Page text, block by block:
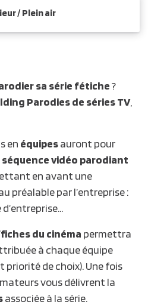
/ Plein air
sa série fétiche?
Parodies de séries TV,
en équipesauront pour
vidéo parodiant
en avant une
préalable par l’entreprise :
du cinéma permettra
à chaque équipe
priorité de choix). Une fois
vous délivrent la
associée à la série.